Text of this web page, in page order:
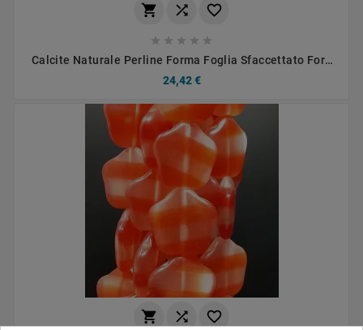
  
    
Calcite Naturale Perline Forma Foglia Sfaccettato Foro
24,42 €
  